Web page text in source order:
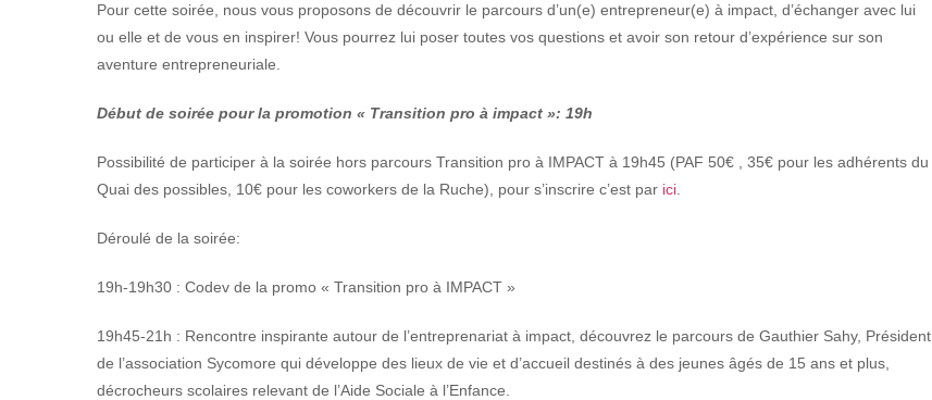
Pour cette soirée, nous vous proposons de découvrir le parcours d’un(e) entrepreneur(e) à impact, d’échanger avec lui
ou elle et de vous en inspirer! Vous pourrez lui poser toutes vos questions et avoir son retour d’expérience sur son
aventure entrepreneuriale.
Début de soirée pour la promotion « Transition pro à impact »: 19h
Possibilité de participer à la soirée hors parcours Transition pro à IMPACT à 19h45 (PAF 50€ , 35€ pour les adhérents du
Quai des possibles, 10€ pour les coworkers de la Ruche), pour s’inscrire c’est par ici
Déroulé de la soirée:
19h-19h30 : Codev de la promo « Transition pro à IMPACT »
19h45-21h : Rencontre inspirante autour de l’entreprenariat à impact, découvrez le parcours de Gauthier Sahy, Président
de l’association Sycomore qui développe des lieux de vie et d’accueil destinés à des jeunes âgés de 15 ans et plus,
décrocheurs scolaires relevant de l’Aide Sociale à l’Enfance.